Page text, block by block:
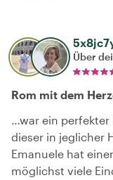
Über
Rom mit dem
…war ein perfekter
dieser in jeglicher
Emanuele hat
möglichst viele